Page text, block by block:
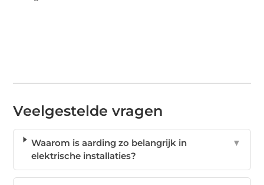
Veelgestelde vragen
Waarom is aarding zo belangrijk in
elektrische installaties?
▼